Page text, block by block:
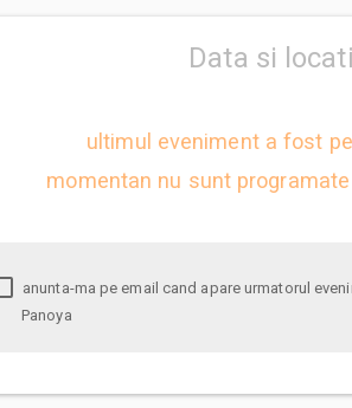
Data si
ultimul eveniment a fost
momentan nu sunt
Panoya